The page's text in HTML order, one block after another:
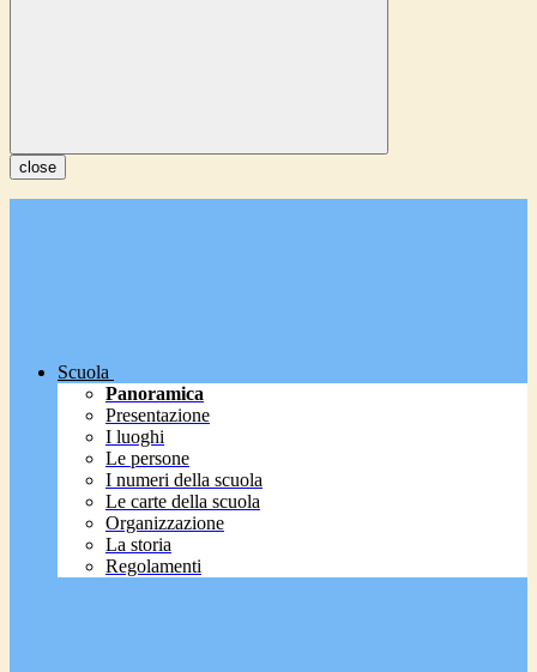
close
Scuola
Panoramica
Presentazione
I luoghi
Le persone
I numeri della scuola
Le carte della scuola
Organizzazione
La storia
Regolamenti